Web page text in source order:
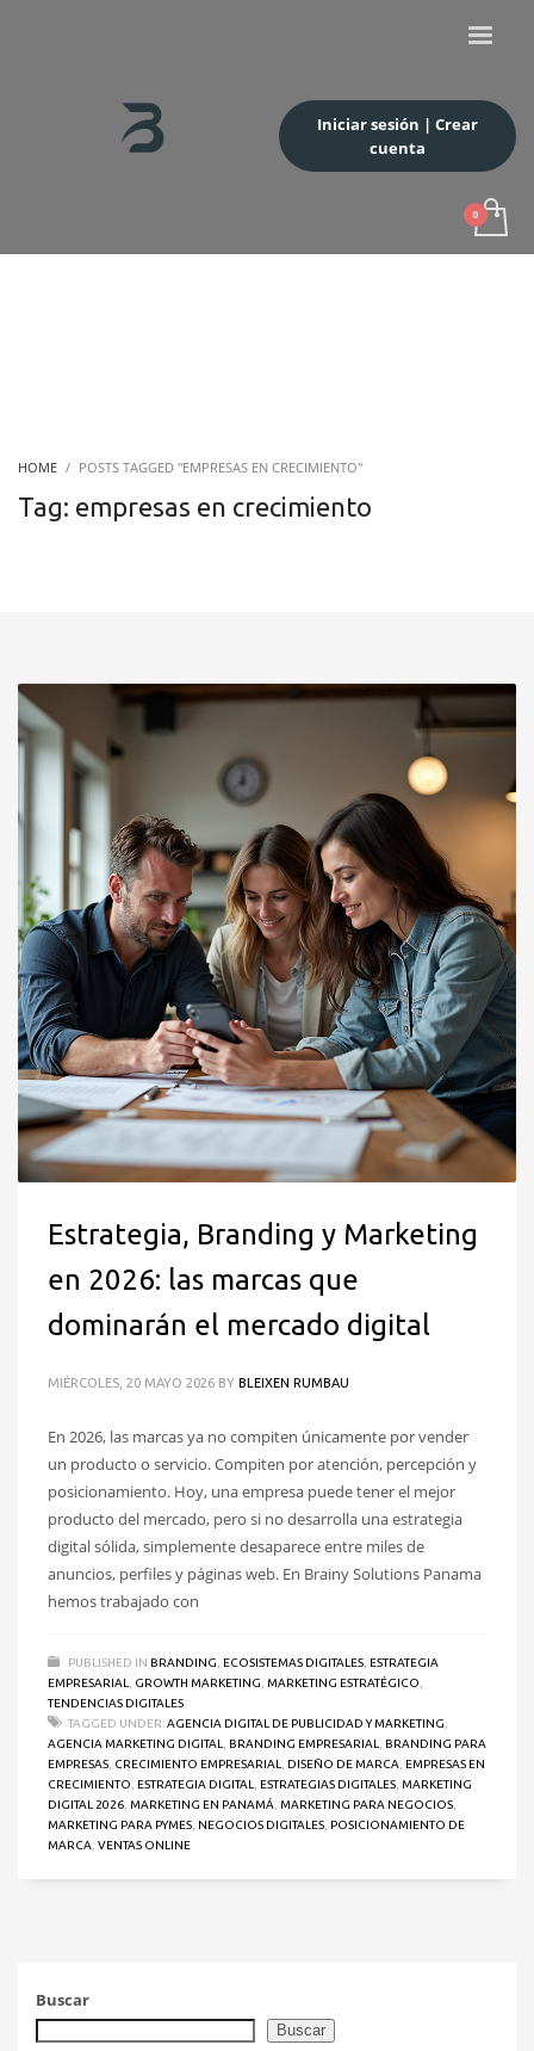
Iniciar sesión | Crear
cuenta
HOME POSTS TAGGED "EMPRESAS EN CRECIMIENTO"
Tag: empresas en crecimiento
Estrategia, Branding y Marketing
en 2026: las marcas que
dominarán el mercado digital
MIÉRCOLES, 20 MAYO 2026 BY BLEIXEN RUMBAU
En 2026, las marcas ya no compiten únicamente por vender
un producto o servicio. Compiten por atención, percepción y
posicionamiento. Hoy, una empresa puede tener el mejor
producto del mercado, pero si no desarrolla una estrategia
digital sólida, simplemente desaparece entre miles de
anuncios, perfiles y páginas web. En Brainy Solutions Panama
hemos trabajado con
PUBLISHED IN BRANDING ECOSISTEMAS DIGITALES ESTRATEGIA
EMPRESARIAL
GROWTH MARKETING MARKETING ESTRATÉGICO
TENDENCIAS DIGITALES
TAGGED UNDER:AGENCIA DIGITAL DE PUBLICIDAD Y MARKETING
AGENCIA MARKETING DIGITAL
BRANDING EMPRESARIAL
BRANDING PARA
EMPRESAS CRECIMIENTO EMPRESARIAL DISEÑO DE MARCA
EMPRESAS EN
CRECIMIENTO
ESTRATEGIA DIGITAL ESTRATEGIAS DIGITALES MARKETING
DIGITAL 2026 MARKETING EN PANAMÁ MARKETING PARA NEGOCIOS
MARKETING PARA PYMES NEGOCIOS DIGITALES POSICIONAMIENTO DE
MARCA VENTAS ONLINE
Buscar
Buscar